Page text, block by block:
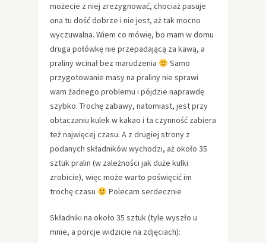
możecie z niej zrezygnować, chociaż pasuje
ona tu dość dobrze i nie jest, aż tak mocno
wyczuwalna. Wiem co mówię, bo mam w domu
druga połówkę nie przepadającą za kawą, a
praliny wcinał bez marudzenia
Samo
przygotowanie masy na praliny nie sprawi
wam żadnego problemu i pójdzie naprawdę
szybko. Trochę zabawy, natomiast, jest przy
obtaczaniu kulek w kakao i ta czynność zabiera
też najwięcej czasu. A z drugiej strony z
podanych składników wychodzi, aż około 35
sztuk pralin (w zależności jak duże kulki
zrobicie), więc może warto poświęcić im
trochę czasu
Polecam serdecznie
Składniki na około 35 sztuk (tyle wyszło u
mnie, a porcje widzicie na zdjęciach):